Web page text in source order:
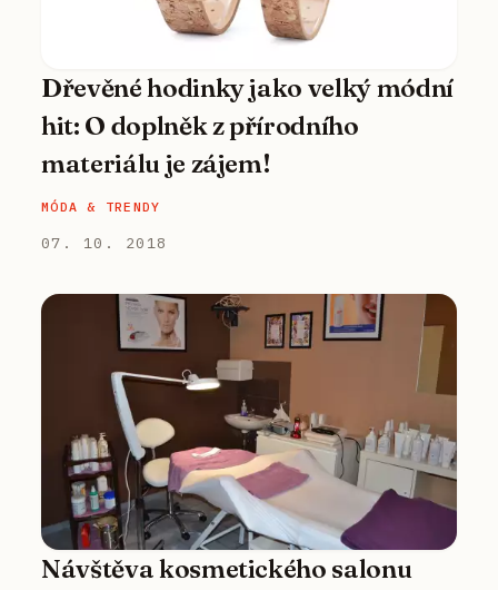
Dřevěné hodinky jako velký módní
hit: O doplněk z přírodního
materiálu je zájem!
MÓDA & TRENDY
07. 10. 2018
Návštěva kosmetického salonu